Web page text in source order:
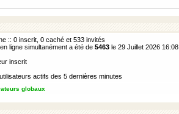
:: 0 inscrit, 0 caché et 533 invités
ligne simultanément a été de 5463 le 29 Juillet 2026 16:08
inscrit
actifs des 5 dernières minutes
globaux